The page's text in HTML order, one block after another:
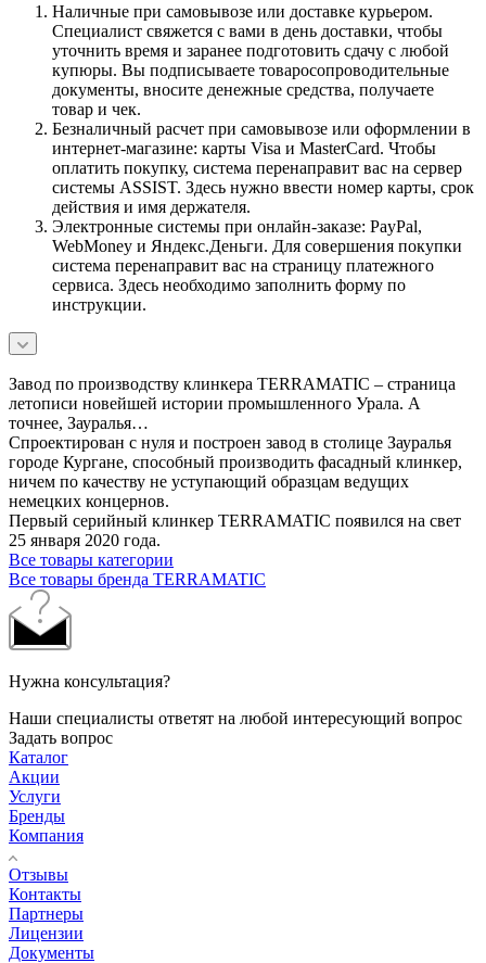
Наличные при самовывозе или доставке курьером.
Специалист свяжется с вами в день доставки, чтобы
уточнить время и заранее подготовить сдачу с любой
купюры. Вы подписываете товаросопроводительные
документы, вносите денежные средства, получаете
товар и чек.
Безналичный расчет при самовывозе или оформлении в
интернет-магазине: карты Visa и MasterCard. Чтобы
оплатить покупку, система перенаправит вас на сервер
системы ASSIST. Здесь нужно ввести номер карты, срок
действия и имя держателя.
Электронные системы при онлайн-заказе: PayPal,
WebMoney и Яндекс.Деньги. Для совершения покупки
система перенаправит вас на страницу платежного
сервиса. Здесь необходимо заполнить форму по
инструкции.
Завод по производству клинкера TERRAMATIC – страница
летописи новейшей истории промышленного Урала. А
точнее, Зауралья…
Спроектирован с нуля и построен завод в столице Зауралья
городе Кургане, способный производить фасадный клинкер,
ничем по качеству не уступающий образцам ведущих
немецких концернов.
Первый серийный клинкер TERRAMATIC появился на свет
25 января 2020 года.
Все товары категории
Все товары бренда TERRAMATIC
Нужна консультация?
Наши специалисты ответят на любой интересующий вопрос
Задать вопрос
Каталог
Акции
Услуги
Бренды
Компания
Отзывы
Контакты
Партнеры
Лицензии
Документы